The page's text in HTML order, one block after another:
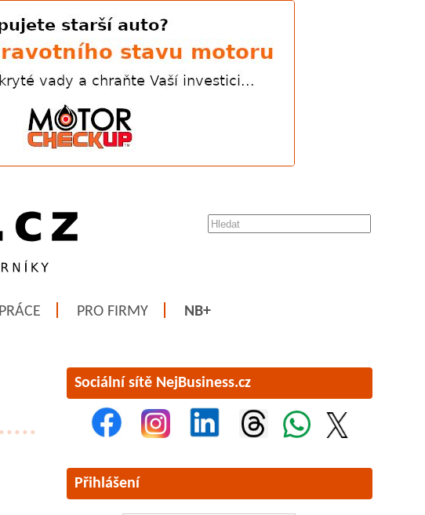
PRÁCE PRO FIRMY NB+
Sociální sítě NejBusiness.cz
Přihlášení